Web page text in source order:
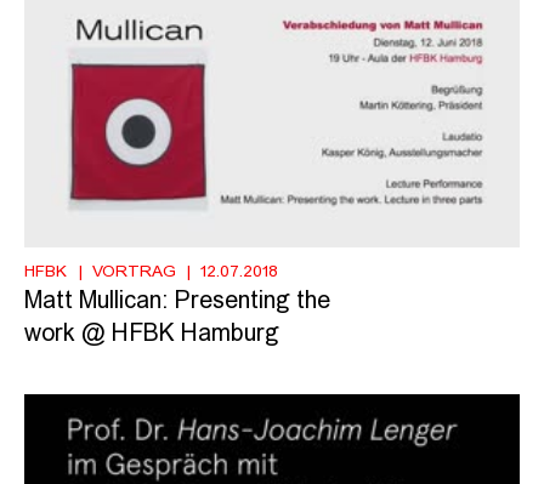
HFBK VORTRAG 12.07.2018
Matt Mullican: Presenting the
work @ HFBK Hamburg